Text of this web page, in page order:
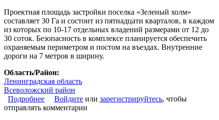
Проектная площадь застройки поселка «Зеленый холм»
составляет 30 Га и состоит из пятнадцати кварталов, в каждом
из которых по 10-17 отдельных владений размерами от 12 до
30 соток. Безопасность в комплексе планируется обеспечить
охраняемым периметром и постом на въездах. Внутренние
дороги на 7 метров в ширину.
Область/Район:
Ленинградская область
Всеволожский район
Подробнее о Коттеджный поселок «Зеленый холм»
Войдите или зарегистрируйтесь, чтобы
отправлять комментарии